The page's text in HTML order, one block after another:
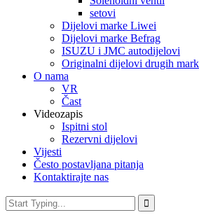
setovi
Dijelovi marke Liwei
Dijelovi marke Befrag
ISUZU i JMC autodijelovi
Originalni dijelovi drugih
O nama
VR
Čast
Videozapis
Ispitni stol
Rezervni dijelovi
Vijesti
Često postavljana pitanja
Kontaktirajte nas